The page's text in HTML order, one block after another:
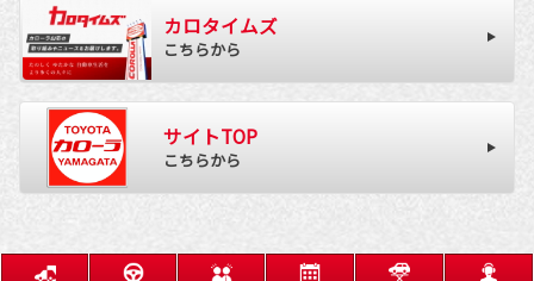
カロタイムズ
こちらから
サイトTOP
こちらから